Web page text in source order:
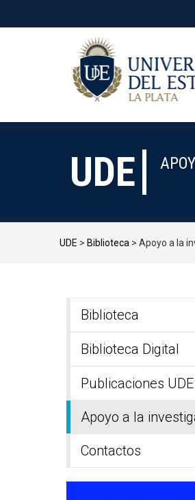
UDE
UDE > Biblioteca > Apoyo a la
Biblioteca
Biblioteca Digital
Publicaciones UDE
Apoyo a la
Contactos